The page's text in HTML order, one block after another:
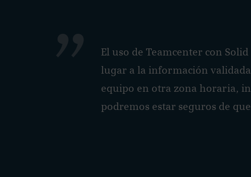
El uso de Teamcenter con
lugar a la información
equipo en otra zona horaria,
podremos estar seguros de